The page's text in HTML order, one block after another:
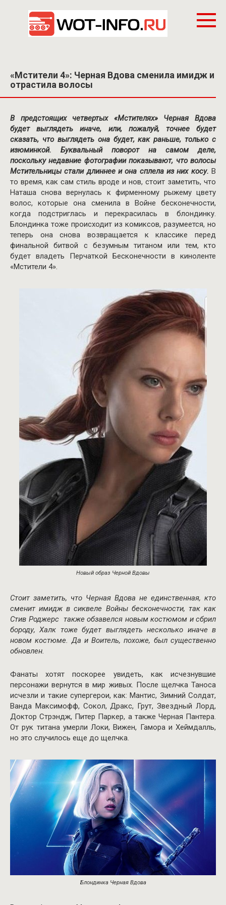
контенту
«Мстители 4»: Черная Вдова сменила имидж и
отрастила волосы
В предстоящих четвертых «Мстителях» Черная Вдова
будет выглядеть иначе, или, пожалуй, точнее будет
сказать, что выглядеть она будет, как раньше, только с
изюминкой. Буквальный поворот на самом деле,
поскольку недавние фотографии показывают, что волосы
Мстительницы стали длиннее и она сплела из них косу. В
то время, как сам стиль вроде и нов, стоит заметить, что
Наташа снова вернулась к фирменному рыжему цвету
волос, которые она сменила в Войне бесконечности,
когда подстриглась и перекрасилась в блондинку.
Блондинка тоже происходит из комиксов, разумеется, но
теперь она снова возвращается к классике перед
финальной битвой с безумным титаном или тем, кто
будет владеть Перчаткой Бесконечности в киноленте
«Мстители 4».
Новый образ Черной Вдовы
Стоит заметить, что Черная Вдова не единственная, кто
сменит имидж в сиквеле Войны бесконечности, так как
Стив Роджерс также обзавелся новым костюмом и сбрил
бороду, Халк тоже будет выглядеть несколько иначе в
новом костюме. Да и Воитель, похоже, был существенно
обновлен.
Фанаты хотят поскорее увидеть, как исчезнувшие
персонажи вернутся в мир живых. После щелчка Таноса
исчезли и такие супергерои, как: Мантис, Зимний Солдат,
Ванда Максимофф, Сокол, Дракс, Грут, Звездный Лорд,
Доктор Стрэндж, Питер Паркер, а также Черная Пантера.
От рук титана умерли Локи, Вижен, Гамора и Хеймдалль,
но это случилось еще до щелчка.
Блондинка Черная Вдова